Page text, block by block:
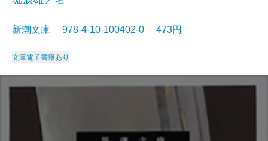
新潮文庫 978-4-10-100402-0 473円
文庫電子書籍あり